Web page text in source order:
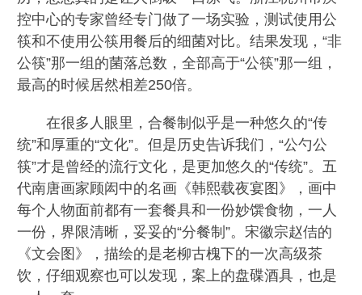
控中心的专家曾经专门做了一场实验，测试使用公
筷和不使用公筷用餐后的细菌对比。结果发现，“非
公筷”那一组的菌落总数，全部高于“公筷”那一组，
最高的时候居然相差250倍。
在很多人眼里，合餐制似乎是一种悠久的“传
统”和厚重的“文化”。但是历史告诉我们，“公勺公
筷”才是曾经的流行文化，是更加悠久的“传统”。五
代南唐画家顾闳中的名画《韩熙载夜宴图》，画中
每个人物面前都有一套餐具和一份妙馔食物，一人
一份，界限清晰，妥妥的“分餐制”。宋徽宗赵佶的
《文会图》，描绘的是老柳古槐下的一次高级茶
饮，仔细观察也可以发现，案上的盘碟酒具，也是